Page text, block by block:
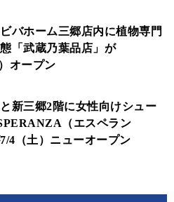
バホーム三郷店内に植物専門
「武蔵乃葉品店」が
オープン
新三郷2階に女性向けシュー
（エスペラン
4（土）ニューオープン